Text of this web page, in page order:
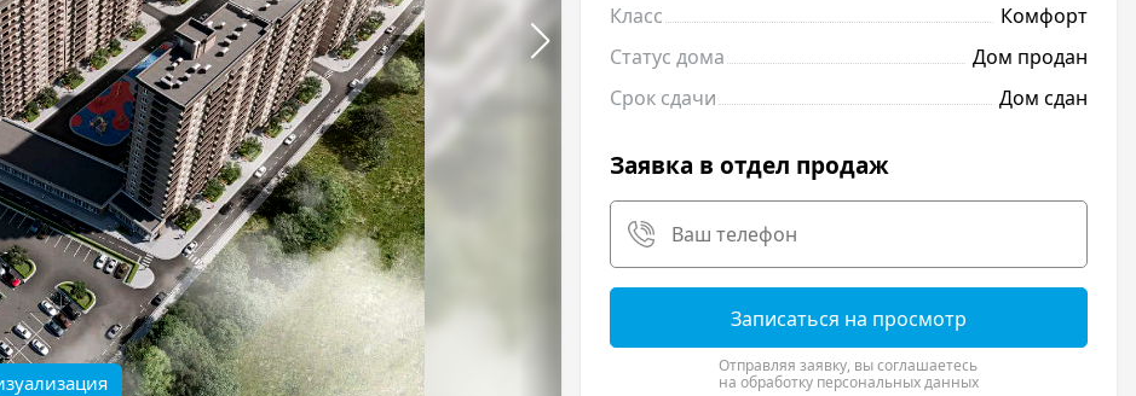
Класс
Комфорт
Статус дома
Дом продан
Срок сдачи
Дом сдан
Заявка в отдел продаж
Записаться на просмотр
Отправляя заявку, вы соглашаетесь
на обработку персональных данных